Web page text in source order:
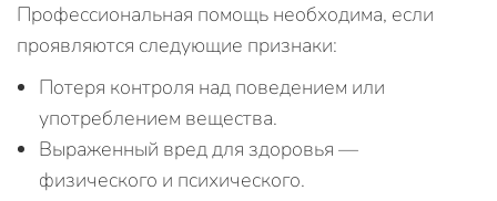
Профессиональная помощь необходима, если
проявляются следующие признаки:
Потеря контроля над поведением или
употреблением вещества.
Выраженный вред для здоровья —
физического и психического.